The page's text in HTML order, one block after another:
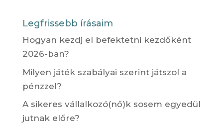
Legfrissebb írásaim
Hogyan kezdj el befektetni kezdőként
2026-ban?
Milyen játék szabályai szerint játszol a
pénzzel?
A sikeres vállalkozó(nő)k sosem egyedül
jutnak előre?